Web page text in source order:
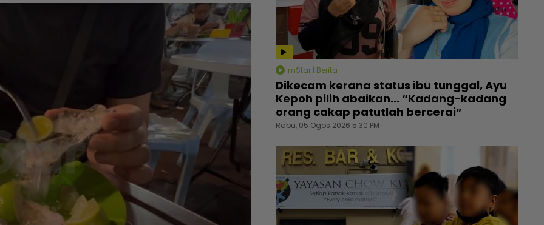
mStar | Berita
Dikecam kerana status ibu tunggal, Ayu
Kepoh pilih abaikan... “Kadang-kadang
orang cakap patutlah bercerai”
Rabu, 05 Ogos 2026 5:30 PM